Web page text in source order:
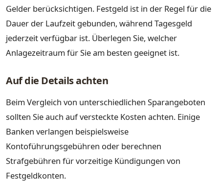
Gelder berücksichtigen. Festgeld ist in der Regel für die
Dauer der Laufzeit gebunden, während Tagesgeld
jederzeit verfügbar ist. Überlegen Sie, welcher
Anlagezeitraum für Sie am besten geeignet ist.
Auf die Details achten
Beim Vergleich von unterschiedlichen Sparangeboten
sollten Sie auch auf versteckte Kosten achten. Einige
Banken verlangen beispielsweise
Kontoführungsgebühren oder berechnen
Strafgebühren für vorzeitige Kündigungen von
Festgeldkonten.